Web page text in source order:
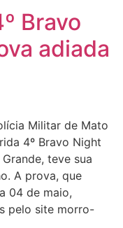
Bravo
adiada
Militar de Mato
4º Bravo Night
teve sua
A prova, que
04 de maio,
pelo site morro-